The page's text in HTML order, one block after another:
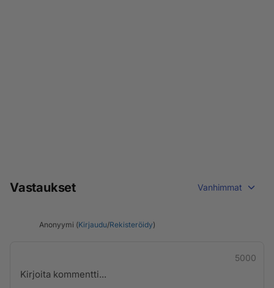
Vastaukset Vanhimmat
Anonyymi (Kirjaudu/Rekisteröidy)
5000